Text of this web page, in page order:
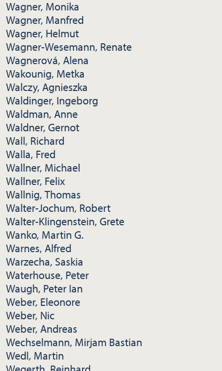
Wagner, Monika
Wagner, Manfred
Wagner, Helmut
Wagner-Wesemann, Renate
Wagnerová, Alena
Wakounig, Metka
Walczy, Agnieszka
Waldinger, Ingeborg
Waldman, Anne
Waldner, Gernot
Wall, Richard
Walla, Fred
Wallner, Michael
Wallner, Felix
Wallnig, Thomas
Walter-Jochum, Robert
Walter-Klingenstein, Grete
Wanko, Martin G.
Warnes, Alfred
Warzecha, Saskia
Waterhouse, Peter
Waugh, Peter Ian
Weber, Eleonore
Weber, Nic
Weber, Andreas
Wechselmann, Mirjam Bastian
Wedl, Martin